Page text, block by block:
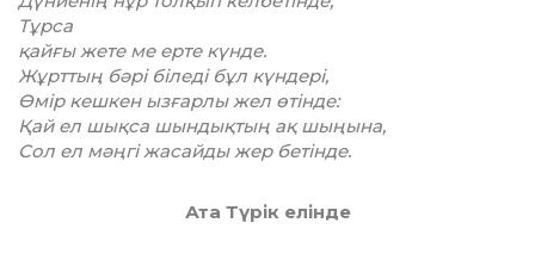
Тұрса
қайғы жете ме ерте күнде.
Жұрттың бәрі біледі бұл күндері,
Өмір кешкен ызғарлы жел өтінде:
Қай ел шықса шындықтың ақ шыңына,
Сол ел мәңгі жасайды жер бетінде.
Ата Түрік елінде